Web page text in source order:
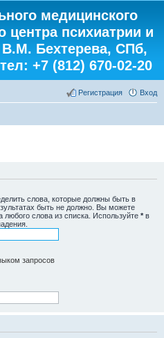
медицинского
центра психиатрии и
Бехтерева, СПб,
+7 (812) 670-02-20
Вход
Регистрация
слова, которые должны быть в
быть не должно. Вы можете
любого слова из списка. Используйте * в
запросов